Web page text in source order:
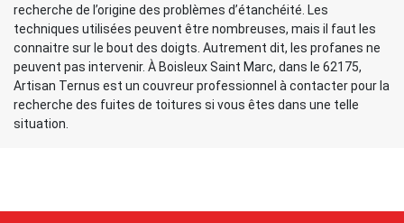
recherche de l’origine des problèmes d’étanchéité. Les
techniques utilisées peuvent être nombreuses, mais il faut les
connaitre sur le bout des doigts. Autrement dit, les profanes ne
peuvent pas intervenir. À Boisleux Saint Marc, dans le 62175,
Artisan Ternus est un couvreur professionnel à contacter pour la
recherche des fuites de toitures si vous êtes dans une telle
situation.